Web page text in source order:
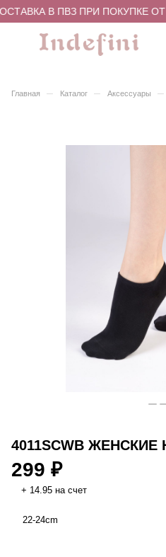
В ПВЗ ПРИ ПОКУПКЕ ОТ
Главная – Каталог – Аксессуары –
4011SCWB ЖЕНСКИЕ
299 ₽
+ 14.95 на счет
22-24cm